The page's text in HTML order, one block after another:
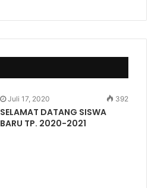
Juli 17, 2020 392
SELAMAT DATANG SISWA
BARU TP. 2020-2021